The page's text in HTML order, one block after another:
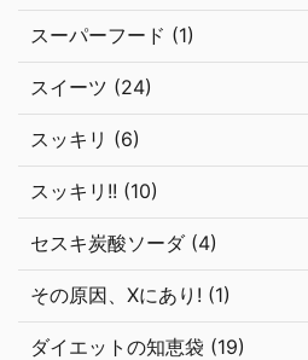
スーパーフード (1)
スイーツ (24)
スッキリ (6)
スッキリ!! (10)
セスキ炭酸ソーダ (4)
その原因、Xにあり! (1)
ダイエットの知恵袋 (19)